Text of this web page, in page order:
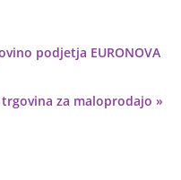
podjetja EURONOVA
za maloprodajo